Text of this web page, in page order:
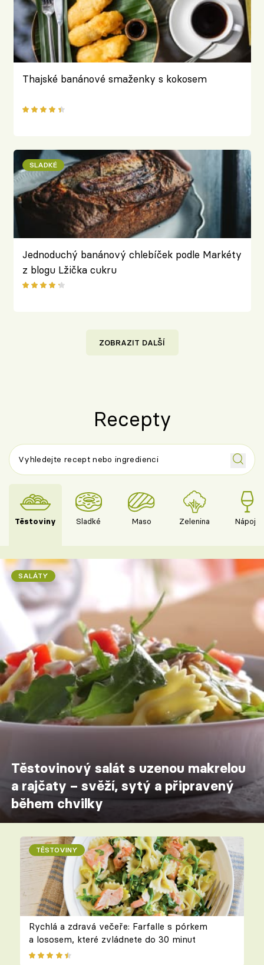
Thajské banánové smaženky s kokosem
SLADKÉ
Jednoduchý banánový chlebíček podle Markéty
z blogu Lžička cukru
ZOBRAZIT DALŠÍ
Recepty
Těstoviny Sladké Maso Zelenina Nápoje
SALÁTY
Těstovinový salát s uzenou makrelou
a rajčaty – svěží, sytý a připravený
během chvilky
TĚSTOVINY
Rychlá a zdravá večeře: Farfalle s pórkem
a lososem, které zvládnete do 30 minut